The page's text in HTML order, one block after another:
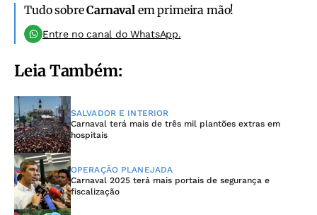
Tudo sobreCarnavalem primeira mão!
Entre no canal do WhatsApp.
Leia Também:
SALVADOR E INTERIOR
Carnaval terá mais de três mil plantões extras em
hospitais
OPERAÇÃO PLANEJADA
Carnaval 2025 terá mais portais de segurança e
fiscalização